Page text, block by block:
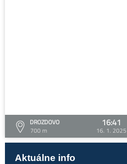
DROZDOVO
700 m
16:41
16. 1. 2025
Aktuálne info